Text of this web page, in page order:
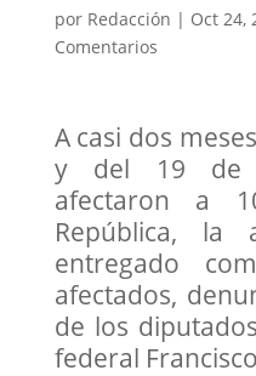
por Redacción | Oct 24,
Comentarios
A casi dos
y del 19 de
afectaron a
República,
entregado
afectados,
de los
federal